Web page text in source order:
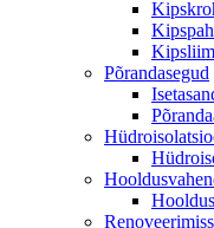
Põrandasegud